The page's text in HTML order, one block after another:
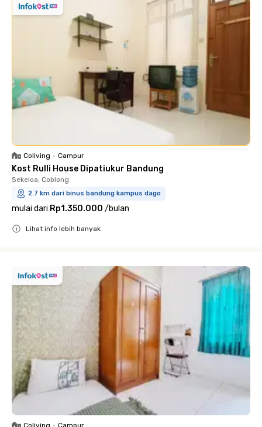
Coliving • Campur
Kost Rulli House Dipatiukur Bandung
Sekeloa, Coblong
2.7 km dari binus bandung kampus dago
mulai dari Rp1.350.000 /bulan
Lihat info lebih banyak
Coliving • Campur